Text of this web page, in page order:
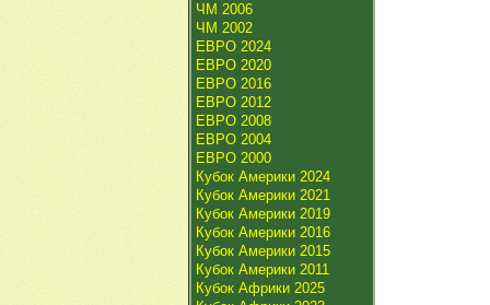
ЧМ 2006
ЧМ 2002
ЕВРО 2024
ЕВРО 2020
ЕВРО 2016
ЕВРО 2012
ЕВРО 2008
ЕВРО 2004
ЕВРО 2000
Кубок Америки 2024
Кубок Америки 2021
Кубок Америки 2019
Кубок Америки 2016
Кубок Америки 2015
Кубок Америки 2011
Кубок Африки 2025